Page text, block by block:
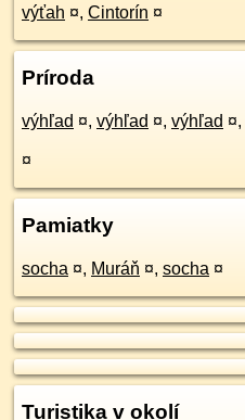
výťah ¤, Cintorín ¤
Príroda
výhľad ¤, výhľad ¤, výhľad ¤,
¤
Pamiatky
socha ¤, Muráň ¤, socha ¤
Turistika v okolí